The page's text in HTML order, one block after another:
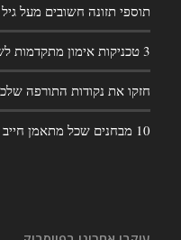
תוספי תזונה חשובים מעל גיל 40 !
3 טכניקות אימון מתקדמות לשריפת שומן
חזקו את נקודות התורפה
10 מבחנים שכל מתאמן חייב לבצע